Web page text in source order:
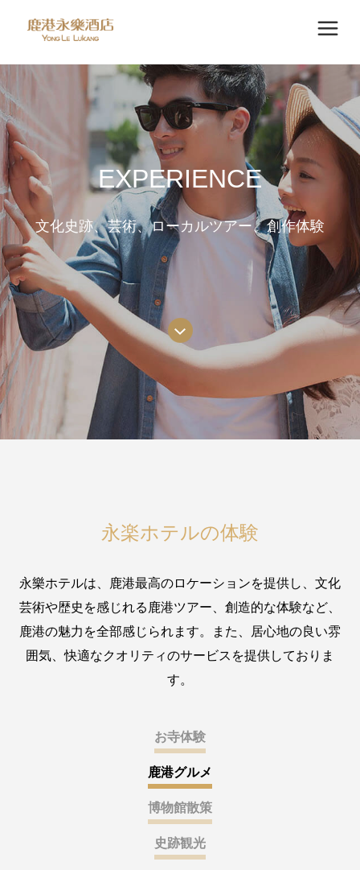
EXPERIENCE
文化史跡、芸術、ローカルツアー、創作体験
永楽ホテルの体験
永樂ホテルは、鹿港最高のロケーションを提供し、文化
芸術や歴史を感じれる鹿港ツアー、創造的な体験など、
鹿港の魅力を全部感じられます。また、居心地の良い雰
囲気、快適なクオリティのサービスを提供しておりま
す。
お寺体験
鹿港グルメ
博物館散策
史跡観光